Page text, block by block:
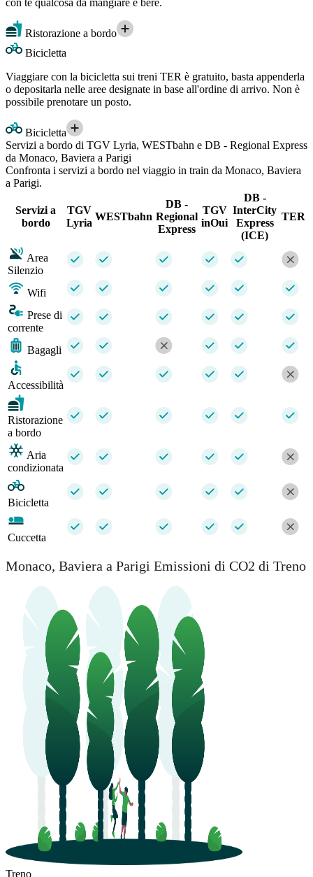
con te qualcosa da mangiare e bere.
Ristorazione a bordo
Bicicletta
Viaggiare con la bicicletta sui treni TER è gratuito, basta appenderla
o depositarla nelle aree designate in base all'ordine di arrivo. Non è
possibile prenotare un posto.
Bicicletta
Servizi a bordo di TGV Lyria, WESTbahn e DB - Regional Express
da Monaco, Baviera a Parigi
Confronta i servizi a bordo nel viaggio in train da Monaco, Baviera
a Parigi.
Servizi a
bordo
TGV
Lyria
WESTbahn
DB -
Regional
Express
TGV
inOui
DB -
InterCity
Express
(ICE)
TER
Area
Silenzio
Wifi
Prese di
corrente
Bagagli
Accessibilità
Ristorazione
a bordo
Aria
condizionata
Bicicletta
Cuccetta
Monaco, Baviera a Parigi Emissioni di CO2 di Treno
Treno